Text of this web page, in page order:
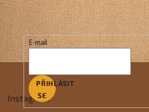
E-mail
PŘIHLÁSIT
SE
Instagram